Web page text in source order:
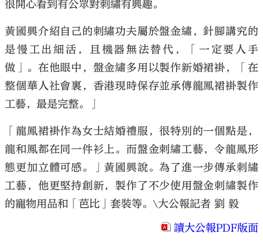
很開心看到有公眾對刺繡有興趣。
黃國興介紹自己的刺繡功夫屬於盤金繡，針腳講究的
是慢工出細活，且機器無法替代，「一定要人手
做」。在他眼中，盤金繡多用以製作新婚裙褂，「在
整個華人社會裏，香港現時保存並承傳龍鳳裙褂製作
工藝，最是完整。」
「龍鳳裙褂作為女士結婚禮服，很特別的一個點是，
龍和鳳都在同一件衫上。而盤金刺繡工藝，令龍鳳形
態更加立體可感。」黃國興說。為了進一步傳承刺繡
工藝，他更堅持創新，製作了不少使用盤金刺繡製作
的寵物用品和「芭比」套裝等。\大公報記者 劉 毅
讀大公報PDF版面